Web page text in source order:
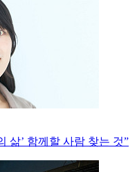
삶’ 함께할 사람 찾는 것”